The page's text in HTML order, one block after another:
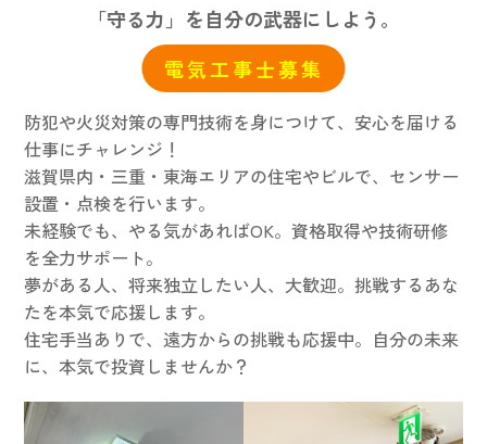
「守る力」を自分の武器にしよう。
電気工事士募集
防犯や火災対策の専門技術を身につけて、安心を届ける
仕事にチャレンジ！
滋賀県内・三重・東海エリアの住宅やビルで、センサー
設置・点検を行います。
未経験でも、やる気があればOK。資格取得や技術研修
を全力サポート。
夢がある人、将来独立したい人、大歓迎。挑戦するあな
たを本気で応援します。
住宅手当ありで、遠方からの挑戦も応援中。自分の未来
に、本気で投資しませんか？